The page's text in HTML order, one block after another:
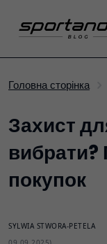
Головна сторінка
Захист
вибрати?
покупок
SYLWIA STWORA-PETELA